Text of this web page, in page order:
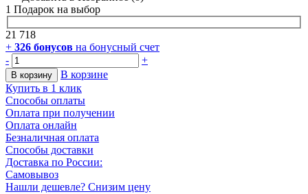
1 Подарок на выбор
21 718
+ 326 бонусов на бонусный счет
-
+
В корзину
В корзине
Купить в 1 клик
Способы оплаты
Оплата при получении
Оплата онлайн
Безналичная оплата
Способы доставки
Доставка по России:
Самовывоз
Нашли дешевле? Снизим цену